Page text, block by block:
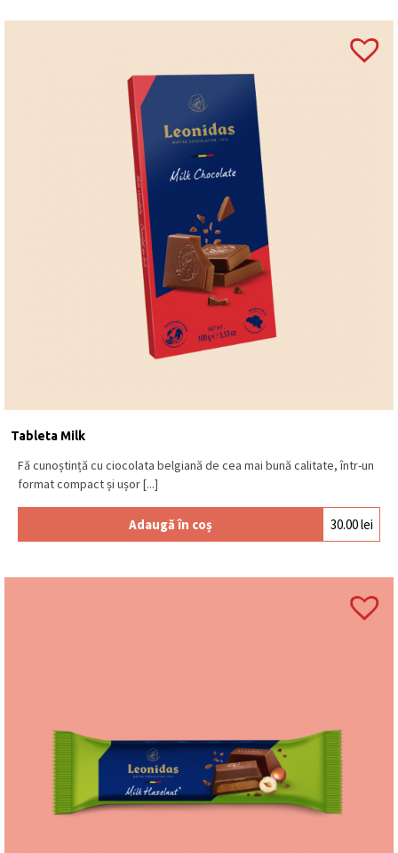
Produsele Leonidas sunt realizate în Belgia.
Ciocolata Leonidas folosește 100% unt de cacao.
Produsele Leonidas nu conțin ulei de palmier.
Leonidas este cunoscut pentru praline belgiene
realizate după rețete tradiționale.
Întrebări frecvente (FAQ)
Ce conține această tabletă Leonidas?
Conține ciocolată cu lapte și migdale sărate.
Cum este gustul acestei tablete?
Are un gust echilibrat dulce-sărat, cu textură
cremoasă și crocantă.
Este potrivită pentru cadou?
Unde este produsă?
Pentru ce ocazii este recomandată?
Tableta Milk
Fă cunoștință cu ciocolata belgiană de cea mai bună calitate, într-un
format compact și ușor [...]
Adaugă în coș 30.00lei